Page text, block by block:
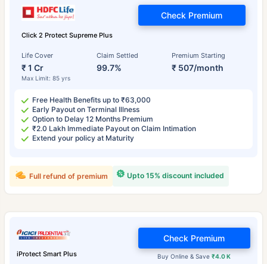
Click 2 Protect Supreme Plus
Life Cover
₹ 1 Cr
Max Limit: 85 yrs
Claim Settled
99.7%
Premium Starting
₹ 507/month
Check Premium
Free Health Benefits up to ₹63,000
Early Payout on Terminal Illness
Option to Delay 12 Months Premium
₹2.0 Lakh Immediate Payout on Claim Intimation
Extend your policy at Maturity
Upto 15% discount included
Full refund of premium
iProtect Smart Plus Buy Online & Save₹4.0 K
Check Premium